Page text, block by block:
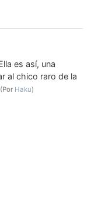
es así, una
al chico raro de la
(Por Haku)